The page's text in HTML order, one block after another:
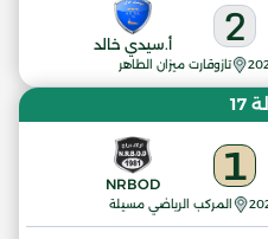
تازوقارت ميزان الطاهر
2 أ.سيدي خالد
17
المركب الرياضي مسيلة
1
NRBOD